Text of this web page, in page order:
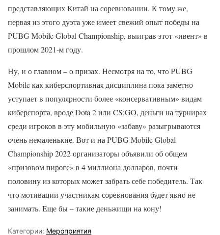
представляющих Китай на соревновании. К тому же,
первая из этого дуэта уже имеет свежий опыт победы на
PUBG Mobile Global Championship, выиграв этот «ивент» в
прошлом 2021-м году.
Ну, и о главном – о призах. Несмотря на то, что PUBG
Mobile как киберспортивная дисциплина пока заметно
уступает в популярности более «консервативным» видам
киберспорта, вроде Dota 2 или CS:GO, деньги на турнирах
среди игроков в эту мобильную «забаву» разыгрываются
очень немаленькие. Вот и на PUBG Mobile Global
Championship 2022 организаторы объявили об общем
«призовом пироге» в 4 миллиона долларов, почти
половину из которых может забрать себе победитель. Так
что мотивации участникам соревнования будет явно не
занимать. Еще бы – такие деньжищи на кону!
Категории: Мероприятия